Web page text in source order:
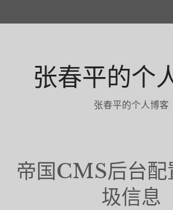
to
张春平的个
张春平的个人博客
帝国CMS后台配
圾信息